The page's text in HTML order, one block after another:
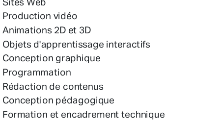
Sites Web
Production vidéo
Animations 2D et 3D
Objets d'apprentissage interactifs
Conception graphique
Programmation
Rédaction de contenus
Conception pédagogique
Formation et encadrement technique